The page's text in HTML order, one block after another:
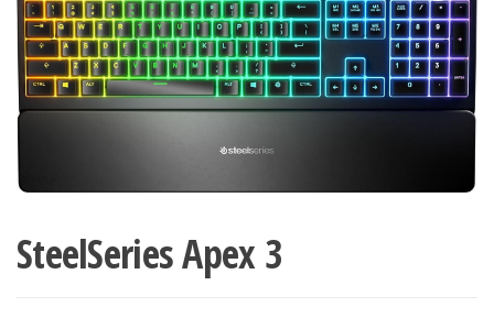
SteelSeries Apex 3